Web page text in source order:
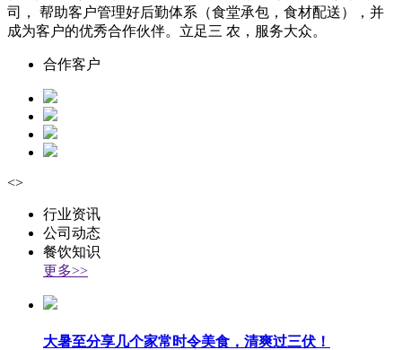
司， 帮助客户管理好后勤体系（食堂承包，食材配送），并
成为客户的优秀合作伙伴。立足三 农，服务大众。
合作客户
<>
行业资讯
公司动态
餐饮知识
更多>>
大暑至分享几个家常时令美食，清爽过三伏！